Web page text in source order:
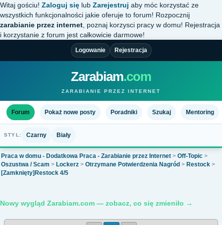
Witaj gościu! Zaloguj się lub Zarejestruj aby móc korzystać ze
wszystkich funkcjonalności jakie oferuje to forum! Rozpocznij
zarabianie przez internet , poznaj korzysci pracy w domu! Rejestracja
i korzystanie z forum jest całkowicie darmowe!
Logowanie Rejestracja
Zarabiam.com
ZARABIANIE PRZEZ INTERNET
Forum Pokaż nowe posty Poradniki Szukaj Mentoring
STYL: Czarny Biały
Praca w domu - Dodatkowa Praca - Zarabianie przez Internet > Off-Topic >
Oszustwa / Scam > Lockerz > Otrzymane Potwierdzenia Nagród > Restock >
[Zamknięty]Restock 4/5
Nowy wygląd Zarabiam.com — zobacz, co się zmieniło →